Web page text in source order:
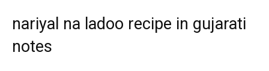
nariyal na ladoo recipe in gujarati
notes